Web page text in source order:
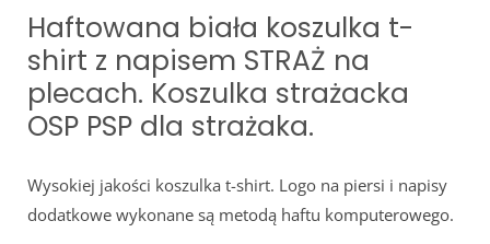
Haftowana biała koszulka t-
shirt z napisem STRAŻ na
plecach. Koszulka strażacka
OSP PSP dla strażaka.
Wysokiej jakości koszulka t-shirt. Logo na piersi i napisy
dodatkowe wykonane są metodą haftu komputerowego.